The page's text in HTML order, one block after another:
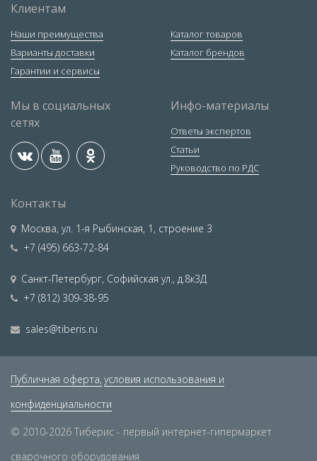
Клиентам
Наши преимущества
Варианты доставки
Гарантии и сервисы
Каталог товаров
Каталог брендов
Мы в социальных
сетях
Инфо-материалы
Ответы экспертов
Статьи
Руководство по РДС
Контакты
Москва, ул. 1-я Рыбинская, 1, строение 3
+7 (495) 663-72-84
Санкт-Петербург, Софийская ул., д.8к3Д
+7 (812) 309-38-95
sales@tiberis.ru
Публичная оферта, условия использования и
конфиденциальности
© 2010-2026 Тиберис - первый интернет-гипермаркет
сварочного оборудования